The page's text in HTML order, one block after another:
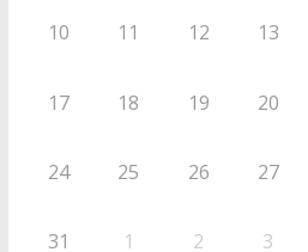
10 11 12 13
17 18 19 20
24 25 26 27
31 1 2 3